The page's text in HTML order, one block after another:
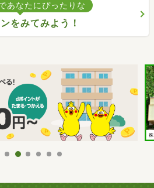
あなたにぴったりな
をみてみよう！